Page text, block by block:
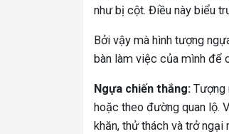
như bị cột. Điều này biểu
Bởi vậy mà hình tượng
bàn làm việc của mình để
Ngựa chiến thắng: Tượng
hoặc theo đường quan lộ.
khăn, thử thách và trở